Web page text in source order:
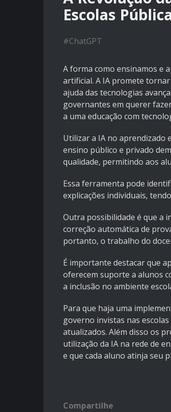
Escolas
#ChatGPT
A forma como ensinamos e
artificial. A IA promete tornar
ajuda das tecnologias
governantes em querer
a uma educação com
Utilizar a IA no aprendizado
ensino público e privado
qualidade, permitindo aos
Essa ferramenta pode
explicações individuais,
Outra possibilidade é que a
correção automática de
portanto, o trabalho do
É importante destacar que
oferecem suporte a alunos
a inclusão no ambiente
Para que haja uma
governo invistas nas
atualizados. Além disso os
utilização da IA na rede de
e que cada aluno atinja seu
Compartilhe